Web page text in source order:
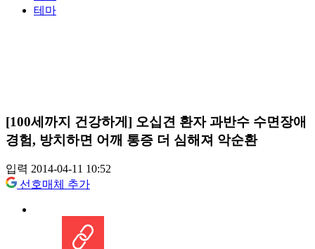
테마
[100세까지 건강하게] 오십견 환자 과반수 수면장애
경험, 방치하면 어깨 통증 더 심해져 악순환
입력 2014-04-11 10:52
선호매체 추가